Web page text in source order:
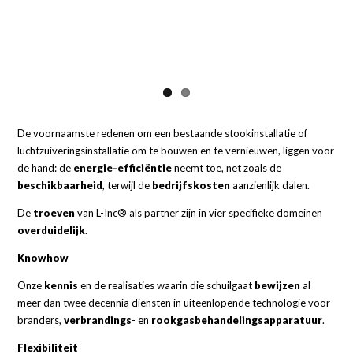
De voornaamste redenen om een bestaande stookinstallatie of
luchtzuiveringsinstallatie om te bouwen en te vernieuwen, liggen voor
de hand: de energie-efficiëntieneemt toe, net zoals de
beschikbaarheid, terwijl de bedrijfskostenaanzienlijk dalen.
De troevenvan L-Inc® als partner zijn in vier specifieke domeinen
overduidelijk.
Knowhow
Onze kennisen de realisaties waarin die schuilgaat bewijzenal
meer dan twee decennia diensten in uiteenlopende technologie voor
branders,verbrandings- en rookgasbehandelingsapparatuur.
Flexibiliteit